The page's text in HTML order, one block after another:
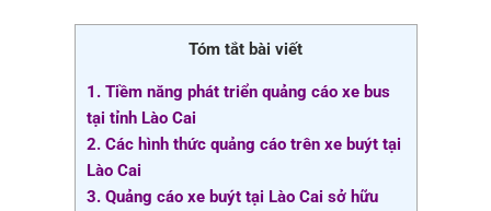
Tóm tắt bài viết
1. Tiềm năng phát triển quảng cáo xe bus
tại tỉnh Lào Cai
2. Các hình thức quảng cáo trên xe buýt tại
Lào Cai
3. Quảng cáo xe buýt tại Lào Cai sở hữu